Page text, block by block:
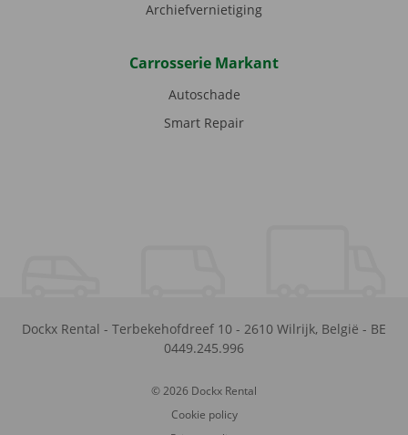
Archiefvernietiging
Carrosserie Markant
Autoschade
Smart Repair
Dockx Rental - Terbekehofdreef 10 - 2610 Wilrijk, België - BE
0449.245.996
© 2026 Dockx Rental
Cookie policy